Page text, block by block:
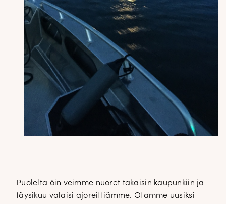
Puolelta öin veimme nuoret takaisin kaupunkiin ja
täysikuu valaisi ajoreittiämme. Otamme uusiksi